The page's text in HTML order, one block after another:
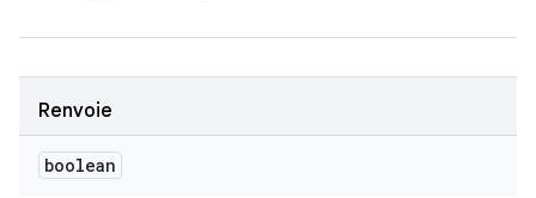
Renvoie
boolean